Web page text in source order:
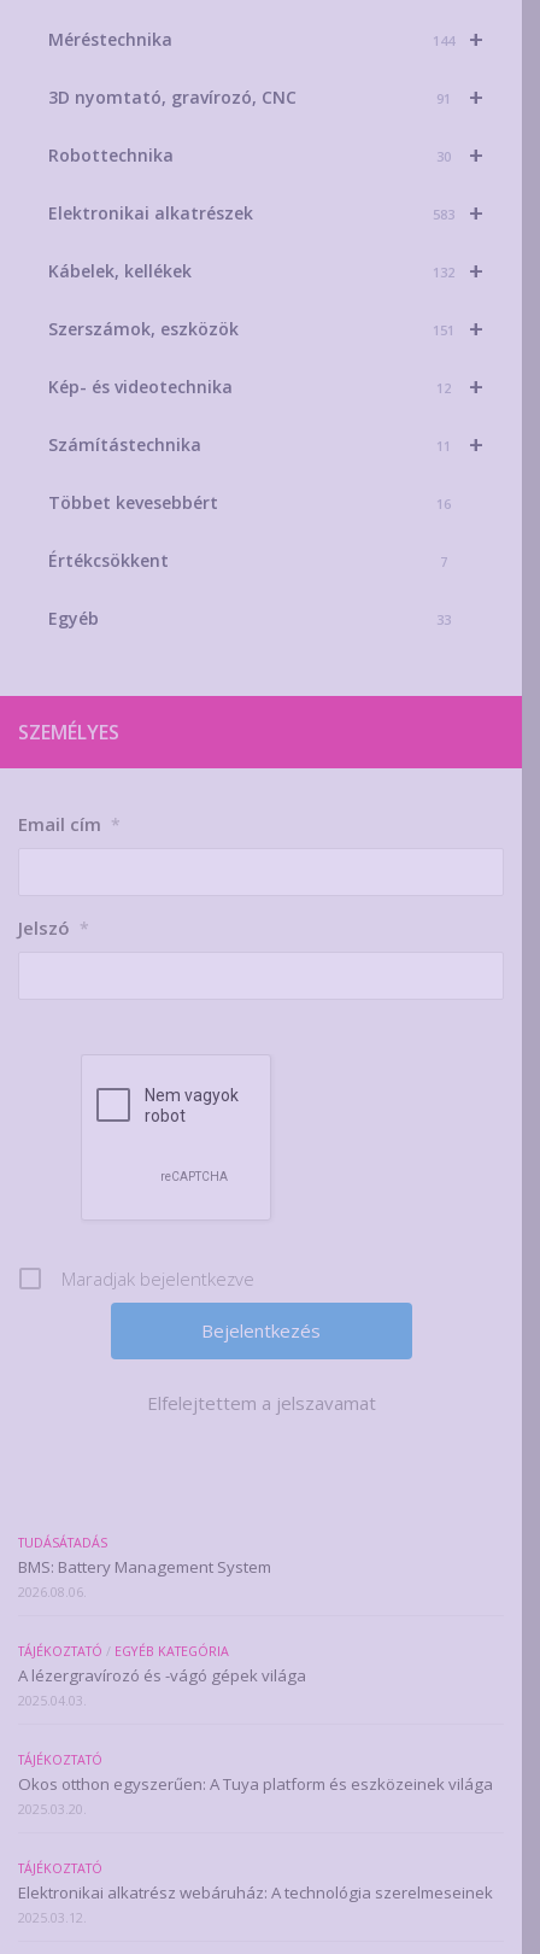
+
Méréstechnika 144
+
3D nyomtató, gravírozó, CNC 91
+
Robottechnika 30
+
Elektronikai alkatrészek 583
+
Kábelek, kellékek 132
+
Szerszámok, eszközök 151
+
Kép- és videotechnika 12
+
Számítástechnika 11
Többet kevesebbért 16
Értékcsökkent 7
Egyéb 33
SZEMÉLYES
Email cím *
Jelszó *
Maradjak bejelentkezve
Elfelejtettem a jelszavamat
TUDÁSÁTADÁS
BMS: Battery Management System
2026.08.06.
TÁJÉKOZTATÓ / EGYÉB KATEGÓRIA
A lézergravírozó és -vágó gépek világa
2025.04.03.
TÁJÉKOZTATÓ
Okos otthon egyszerűen: A Tuya platform és eszközeinek világa
2025.03.20.
TÁJÉKOZTATÓ
Elektronikai alkatrész webáruház: A technológia szerelmeseinek
2025.03.12.